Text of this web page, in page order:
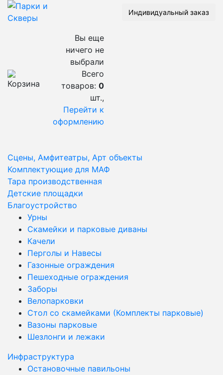
Индивидуальный заказ
Вы еще
ничего не
выбрали
Всего
товаров: 0
шт.,
Перейти к
оформлению
Сцены, Амфитеатры, Арт объекты
Комплектующие для МАФ
Тара производственная
Детские площадки
Благоустройство
Урны
Скамейки и парковые диваны
Качели
Перголы и Навесы
Газонные ограждения
Пешеходные ограждения
Заборы
Велопарковки
Стол со скамейками (Комплекты парковые)
Вазоны парковые
Шезлонги и лежаки
Инфраструктура
Остановочные павильоны